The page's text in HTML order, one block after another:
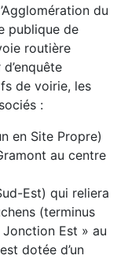
du
publique de
routière
de voirie, les
:
en Site Propre)
au centre
Est) qui reliera
(terminus
Est » au
dotée d’un